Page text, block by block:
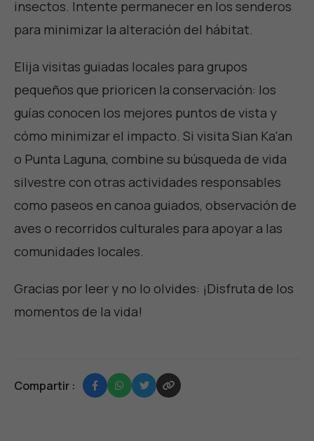
insectos. Intente permanecer en los senderos
para minimizar la alteración del hábitat.
Elija visitas guiadas locales para grupos
pequeños que prioricen la conservación: los
guías conocen los mejores puntos de vista y
cómo minimizar el impacto. Si visita Sian Ka'an
o Punta Laguna, combine su búsqueda de vida
silvestre con otras actividades responsables
como paseos en canoa guiados, observación de
aves o recorridos culturales para apoyar a las
comunidades locales.
Gracias por leer y no lo olvides: ¡Disfruta de los
momentos de la vida!
Compartir :